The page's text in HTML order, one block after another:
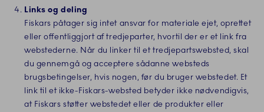
Links og deling
Fiskars påtager sig intet ansvar for materiale ejet, oprettet
eller offentliggjort af tredjeparter, hvortil der er et link fra
webstederne. Når du linker til et tredjepartswebsted, skal
du gennemgå og acceptere sådanne websteds
brugsbetingelser, hvis nogen, før du bruger webstedet. Et
link til et ikke-Fiskars-websted betyder ikke nødvendigvis,
at Fiskars støtter webstedet eller de produkter eller